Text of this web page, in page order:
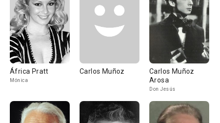
África Pratt
Mónica
Carlos Muñoz
Carlos Muñoz
Arosa
Don Jesús